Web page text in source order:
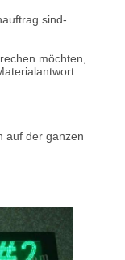
sind-
möchten,
auf der ganzen